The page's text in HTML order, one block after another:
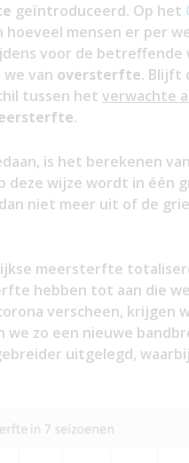
geïntroduceerd. Op het
mensen er per
voor de betreffende
van oversterfte. Blijft
tussen het verwachte
.
is het berekenen
wijze wordt in één
niet meer uit of de
meersterfte
hebben tot aan die
verscheen, krijgen
we zo een nieuwe
uitgelegd,